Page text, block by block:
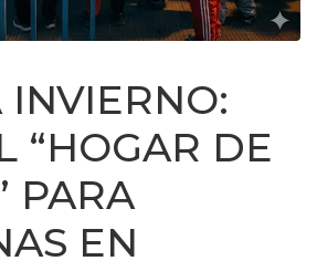
“HOGAR DE
PARA
EN